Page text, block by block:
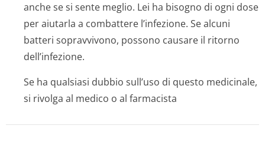
anche se si sente meglio. Lei ha bisogno di ogni dose
per aiutarla a combattere l’infezione. Se alcuni
batteri sopravvivono, possono causare il ritorno
dell’infezione.
Se ha qualsiasi dubbio sull’uso di questo medicinale,
si rivolga al medico o al farmacista